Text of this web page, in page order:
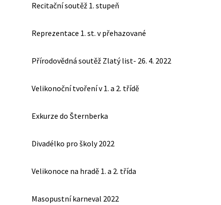
Recitační soutěž 1. stupeň
Reprezentace 1. st. v přehazované
Přírodovědná soutěž Zlatý list- 26. 4. 2022
Velikonoční tvoření v 1. a 2. třídě
Exkurze do Šternberka
Divadélko pro školy 2022
Velikonoce na hradě 1. a 2. třída
Masopustní karneval 2022